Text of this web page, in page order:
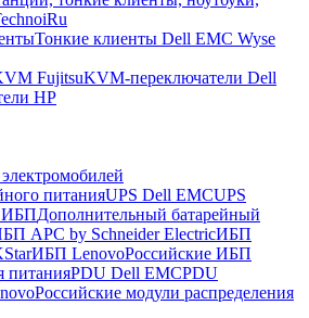
iRu
Тонкие клиенты Dell EMC Wyse
FujitsuKVM-переключатели Dell
HP
питанияUPS Dell EMCUPS
ИБПДополнительный батарейный
APC by Schneider ElectricИБП
ИБП LenovoРоссийские ИБП
питанияPDU Dell EMCPDU
Российские модули распределения